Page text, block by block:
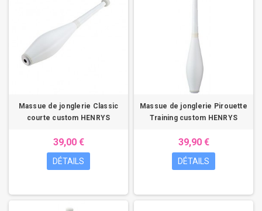
Massue de jonglerie Classic
courte custom HENRYS
39,00 €
DÉTAILS
Massue de jonglerie Pirouette
Training custom HENRYS
39,90 €
DÉTAILS